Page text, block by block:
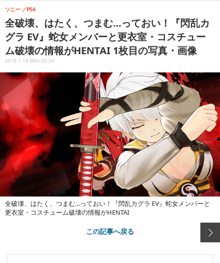
全破壊、はたく、つまむ…っておい！『閃乱カ
グラ EV』蛇女メンバーと更衣室・コスチュー
ム破壊の情報がHENTAI 1枚目の写真・画像
ソニー PS4
2015.1.19 Mon 22:24
全破壊、はたく、つまむ…っておい！『閃乱カグラ EV』蛇女メンバーと
更衣室・コスチューム破壊の情報がHENTAI
この記事へ戻る